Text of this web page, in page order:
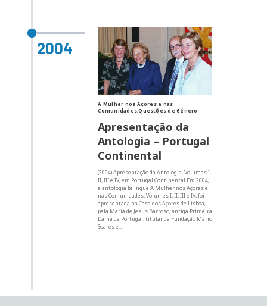
2004
A Mulher nos Açores e nas
Comunidades,Questões de Género
Apresentação da
Antologia – Portugal
Continental
(2004) Apresentação da Antologia, Volumes I,
II, III e IV, em Portugal Continental Em 2004,
a antologia bilingue A Mulher nos Açores e
nas Comunidades, Volumes I, II, III e IV, foi
apresentada na Casa dos Açores de Lisboa,
pela Maria de Jesus Barroso, antiga Primeira
Dama de Portugal, titular da Fundação Mário
Soares e…